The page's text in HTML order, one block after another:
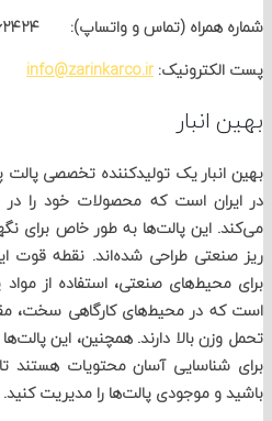
(تماس و واتساپ): ۰۹۰۲۲۲۶۲۴۲۴
info@zarinkarco.ir
یک تولیدکننده تخصصی پالت پیچ و
این پالت‌ها به طور خاص برای نگهداری،
طراحی شده‌اند. نقطه قوت این
صنعتی، استفاده از مواد
در محیط‌های کارگاهی سخت، مقاومت
بالا دارند. همچنین، این پالت‌ها
آسان محتویات هستند تا
موجودی پالت‌ها را مدیریت کنید.